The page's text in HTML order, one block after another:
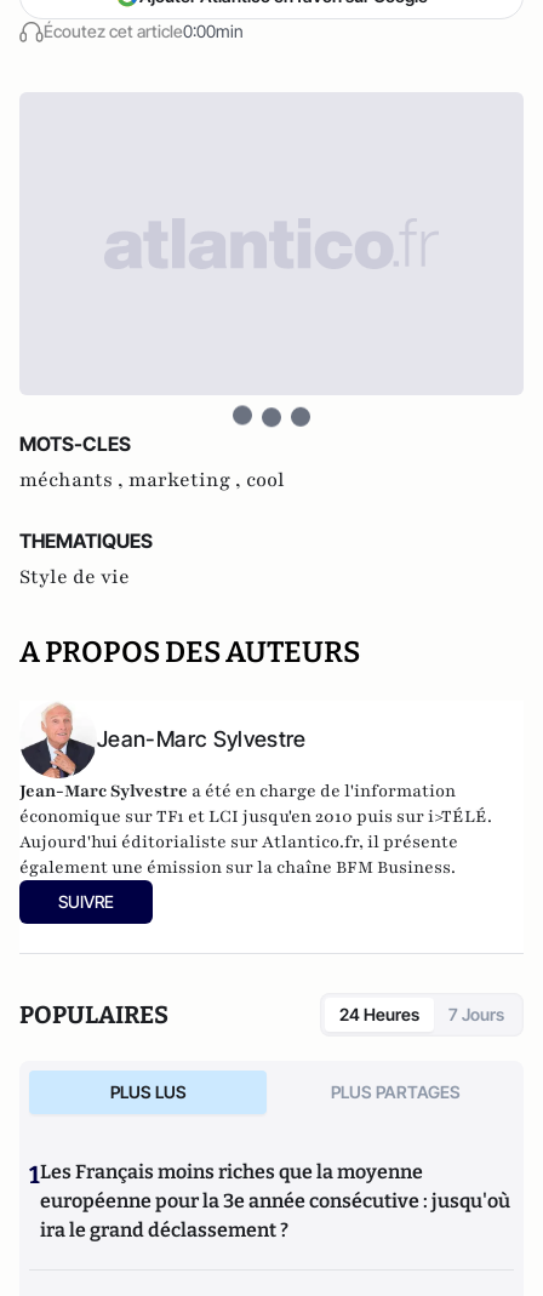
Écoutez cet article0:00min
MOTS-CLES
méchants , marketing , cool
THEMATIQUES
Style de vie
A PROPOS DES AUTEURS
Jean-Marc Sylvestre
Jean-Marc Sylvestre a été en charge de l'information
économique sur TF1 et LCI jusqu'en 2010 puis sur i>TÉLÉ.
Aujourd'hui éditorialiste sur Atlantico.fr, il présente
également une émission sur la chaîne BFM Business.
SUIVRE
POPULAIRES 24 Heures 7 Jours
PLUS LUS PLUS PARTAGES
1Les Français moins riches que la moyenne
européenne pour la 3e année consécutive : jusqu'où
ira le grand déclassement ?